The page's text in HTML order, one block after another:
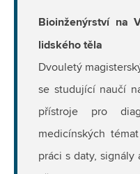
Bioinženýrství na
lidského těla
Dvouletý
se studující naučí
přístroje pro
medicínských
práci s daty,